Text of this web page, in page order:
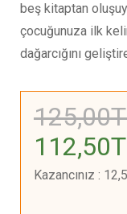
beş kitaptan
çocuğunuza ilk
dağarcığını
125,00
112,50
Kazancınız : 12